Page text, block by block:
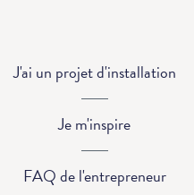
J'ai un projet d'installation
Je m'inspire
FAQ de l'entrepreneur